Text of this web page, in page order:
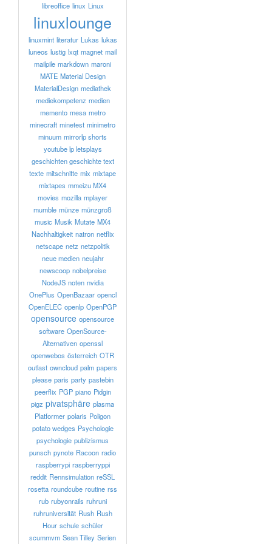
libreoffice linux Linux
linuxlounge
linuxmint literatur Lukas lukas
luneos lustig lxqt magnet mail
mailpile markdown maroni
MATE Material Design
MaterialDesign mediathek
mediekompetenz medien
memento mesa metro
minecraft minetest minimetro
minuum mirrorlp shorts
youtube lp letsplays
geschichten geschichte text
texte mitschnitte mix mixtape
mixtapes mmeizu MX4
movies mozilla mplayer
mumble münze münzgroß
music Musik Mutate MX4
Nachhaltigkeit natron netflix
netscape netz netzpolitik
neue medien neujahr
newscoop nobelpreise
NodeJS noten nvidia
OnePlus OpenBazaar opencl
OpenELEC openlp OpenPGP
opensource opensource
software OpenSource-
Alternativen openssl
openwebos österreich OTR
outlast owncloud palm papers
please paris party pastebin
peerflix PGP piano Pidgin
pigz pivatsphäre plasma
Platformer polaris Poligon
potato wedges Psychologie
psychologie publizismus
punsch pynote Racoon radio
raspberrypi raspberryppi
reddit Rennsimulation reSSL
rosetta roundcube routine rss
rub rubyonrails ruhruni
ruhruniversität Rush Rush
Hour schule schüler
scummvm Sean Tilley Serien